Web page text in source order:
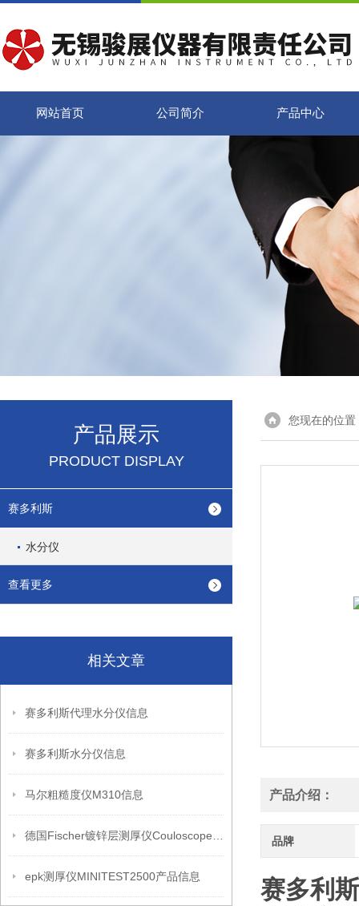
网站首页 公司简介 产品中心
产品展示
PRODUCT DISPLAY
赛多利斯
水分仪
查看更多
相关文章
赛多利斯代理水分仪信息
赛多利斯水分仪信息
马尔粗糙度仪M310信息
epk测厚仪MINITEST2500产品信息
您现在的位置
产品介绍：
品牌
赛多利